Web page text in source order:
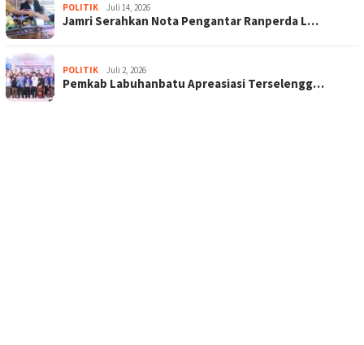
POLITIK Juli 14, 2026
Jamri Serahkan Nota Pengantar Ranperda L…
POLITIK Juli 2, 2026
Pemkab Labuhanbatu Apreasiasi Terselengg…